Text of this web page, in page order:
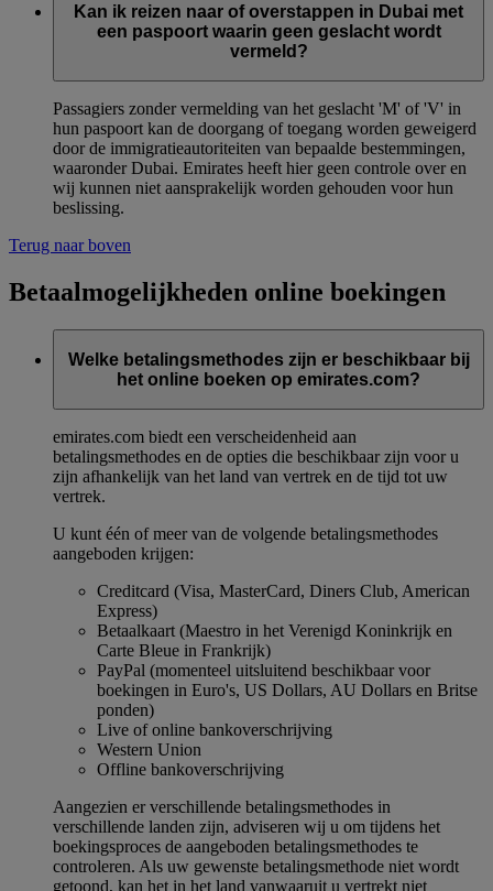
Kan ik reizen naar of overstappen in Dubai met
een paspoort waarin geen geslacht wordt
vermeld?
Passagiers zonder vermelding van het geslacht 'M' of 'V' in
hun paspoort kan de doorgang of toegang worden geweigerd
door de immigratieautoriteiten van bepaalde bestemmingen,
waaronder Dubai. Emirates heeft hier geen controle over en
wij kunnen niet aansprakelijk worden gehouden voor hun
beslissing.
Terug naar boven
Betaalmogelijkheden online boekingen
Welke betalingsmethodes zijn er beschikbaar bij
het online boeken op emirates.com?
emirates.com biedt een verscheidenheid aan
betalingsmethodes en de opties die beschikbaar zijn voor u
zijn afhankelijk van het land van vertrek en de tijd tot uw
vertrek.
U kunt één of meer van de volgende betalingsmethodes
aangeboden krijgen:
Creditcard (Visa, MasterCard, Diners Club, American
Express)
Betaalkaart (Maestro in het Verenigd Koninkrijk en
Carte Bleue in Frankrijk)
PayPal (momenteel uitsluitend beschikbaar voor
boekingen in Euro's, US Dollars, AU Dollars en Britse
ponden)
Live of online bankoverschrijving
Western Union
Offline bankoverschrijving
Aangezien er verschillende betalingsmethodes in
verschillende landen zijn, adviseren wij u om tijdens het
boekingsproces de aangeboden betalingsmethodes te
controleren. Als uw gewenste betalingsmethode niet wordt
getoond, kan het in het land vanwaaruit u vertrekt niet